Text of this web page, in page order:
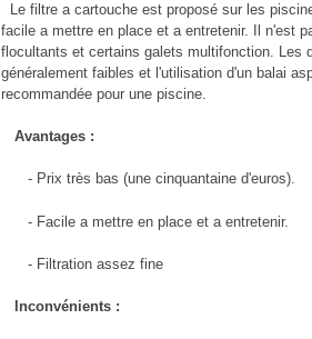
Le filtre a cartouche est proposé sur les
facile a mettre en place et a entretenir. Il n'est
flocultants et certains galets multifonction. Les
généralement faibles et l'utilisation d'un balai
recommandée pour une piscine.
Avantages :
- Prix très bas (une cinquantaine d'euros).
- Facile a mettre en place et a entretenir.
- Filtration assez fine
Inconvénients :